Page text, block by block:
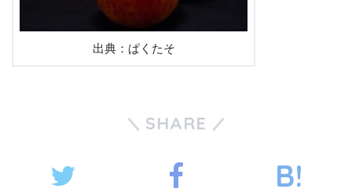
出典：ぱくたそ
SHARE